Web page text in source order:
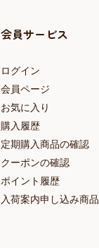
会員サービス
ログイン
会員ページ
お気に入り
購入履歴
定期購入商品の確認
クーポンの確認
ポイント履歴
入荷案内申し込み商品